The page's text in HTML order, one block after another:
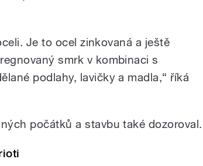
Je to ocel zinkovaná a ještě
smrk v kombinaci s
podlahy, lavičky a madla,“ říká
počátků a stavbu také dozoroval.